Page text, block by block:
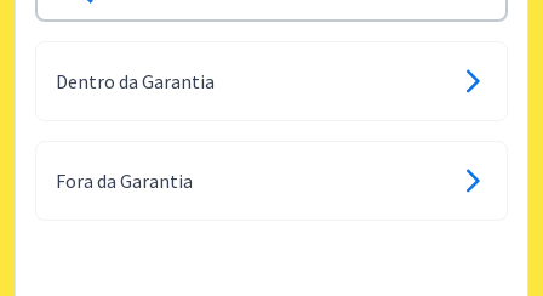
Dentro da Garantia
Fora da Garantia